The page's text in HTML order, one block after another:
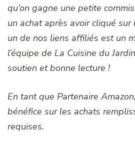
qu’on gagne une petite
un achat après avoir cliqué sur
un de nos liens affiliés est un
l’équipe de La Cuisine du
soutien et bonne lecture !
En tant que Partenaire
bénéfice sur les achats
requises.